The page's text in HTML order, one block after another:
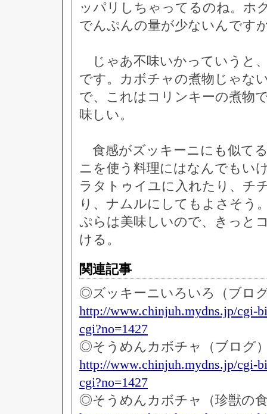
ッパリしちゃってるのね。ホ
でんぷんの量が少ないんです
じゃあ不味いかっていうと
です。カボチャの煮物じゃな
で、これはコリンキーの煮物
味しい。
食感がズッキーニにも似て
ニを使う料理にはなんでもい
ラタトゥイユに入れたり、チ
り、ナムルにしてもよさそう
ぷらは美味しいので、きっと
ける。
関連記事
◎ズッキーニいろいろ（ブロ
http://www.chinjuh.mydns.jp/cgi-
cgi?no=1427
◎そうめんカボチャ（ブログ
http://www.chinjuh.mydns.jp/cgi-
cgi?no=1427
◎そうめんカボチャ（珍獣の